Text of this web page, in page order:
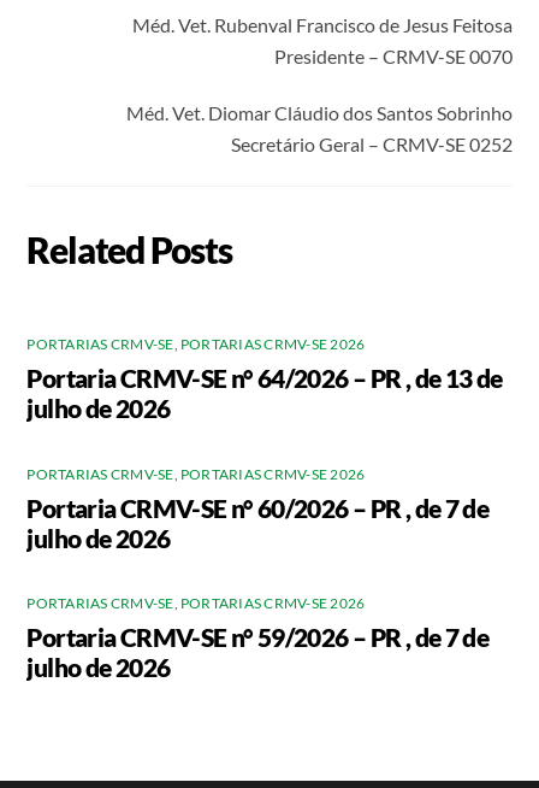
Méd. Vet. Rubenval Francisco de Jesus Feitosa
Presidente – CRMV-SE 0070
Méd. Vet. Diomar Cláudio dos Santos Sobrinho
Secretário Geral – CRMV-SE 0252
Related Posts
PORTARIAS CRMV-SE PORTARIAS CRMV-SE 2026
Portaria CRMV-SE n° 64/2026 – PR , de 13 de
julho de 2026
PORTARIAS CRMV-SE PORTARIAS CRMV-SE 2026
Portaria CRMV-SE n° 60/2026 – PR , de 7 de
julho de 2026
PORTARIAS CRMV-SE, PORTARIAS CRMV-SE 2026
Portaria CRMV-SE n° 59/2026 – PR , de 7 de
julho de 2026